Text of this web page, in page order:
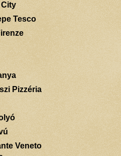
City
Tesco
Pizzéria
Veneto